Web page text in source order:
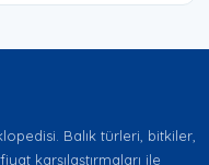
Balık türleri, bitkiler,
karşılaştırmaları ile